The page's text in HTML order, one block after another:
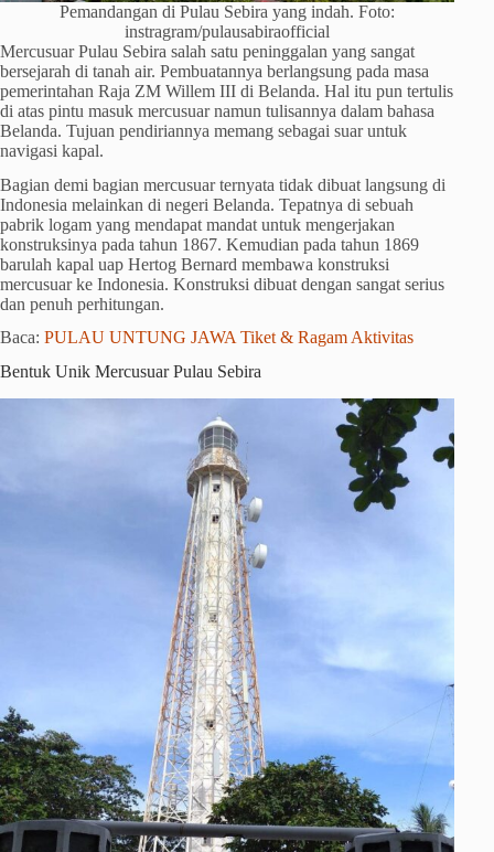
Pemandangan di Pulau Sebira yang indah. Foto:
instragram/pulausabiraofficial
Mercusuar Pulau Sebira salah satu peninggalan yang sangat
bersejarah di tanah air. Pembuatannya berlangsung pada masa
pemerintahan Raja ZM Willem III di Belanda. Hal itu pun tertulis
di atas pintu masuk mercusuar namun tulisannya dalam bahasa
Belanda. Tujuan pendiriannya memang sebagai suar untuk
navigasi kapal.
Bagian demi bagian mercusuar ternyata tidak dibuat langsung di
Indonesia melainkan di negeri Belanda. Tepatnya di sebuah
pabrik logam yang mendapat mandat untuk mengerjakan
konstruksinya pada tahun 1867. Kemudian pada tahun 1869
barulah kapal uap Hertog Bernard membawa konstruksi
mercusuar ke Indonesia. Konstruksi dibuat dengan sangat serius
dan penuh perhitungan.
Baca: PULAU UNTUNG JAWA Tiket & Ragam Aktivitas
Bentuk Unik Mercusuar Pulau Sebira